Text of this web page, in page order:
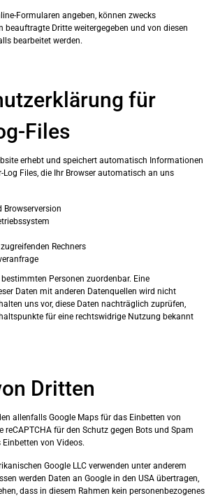
Formularen angeben, können zwecks
Dritte weitergegeben und von diesen
bearbeitet werden.
für
Files
erhebt und speichert automatisch Informationen
Log Files, die Ihr Browser automatisch an uns
Browserversion
Rechners
Personen zuordenbar. Eine
Daten mit anderen Datenquellen wird nicht
uns vor, diese Daten nachträglich zuprüfen,
für eine rechtswidrige Nutzung bekannt
Dritten
allenfalls Google Maps für das Einbetten von
reCAPTCHA für den Schutz gegen Bots und Spam
von Videos.
Google LLC verwenden unter anderem
werden Daten an Google in den USA übertragen,
dass in diesem Rahmen kein personenbezogenes